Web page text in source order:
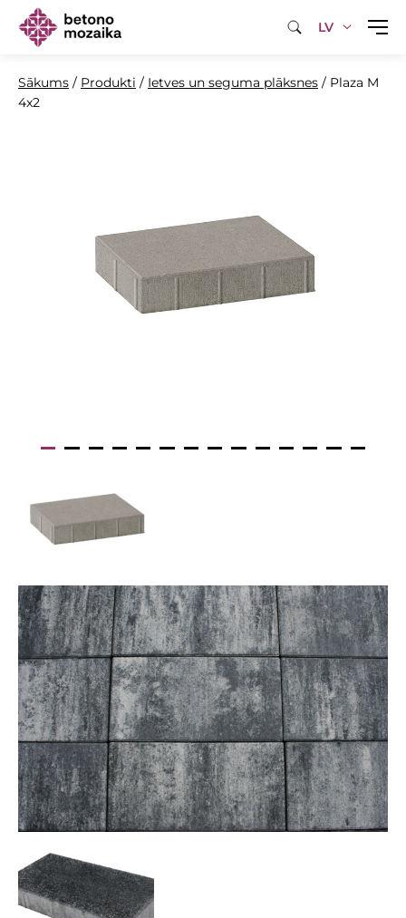
LV
Sākums / Produkti / Ietves un seguma plāksnes / Plaza M
4x2